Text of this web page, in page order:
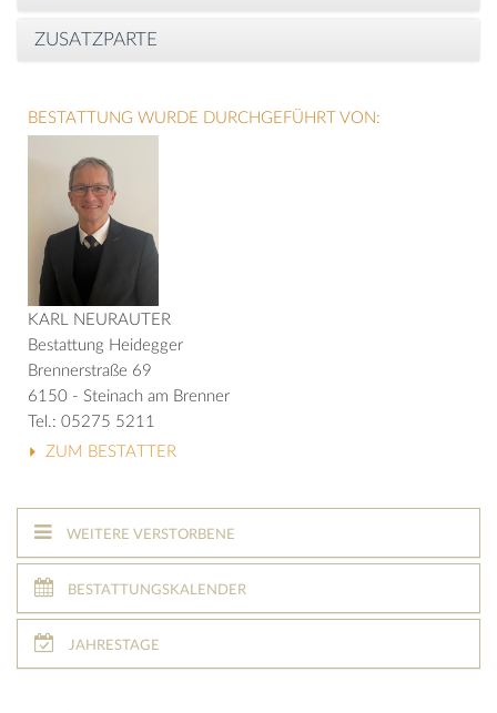
ZUSATZPARTE
BESTATTUNG WURDE DURCHGEFÜHRT VON:
KARL NEURAUTER
Bestattung Heidegger
Brennerstraße 69
6150 - Steinach am Brenner
Tel.: 05275 5211
ZUM BESTATTER
WEITERE VERSTORBENE
BESTATTUNGSKALENDER
JAHRESTAGE